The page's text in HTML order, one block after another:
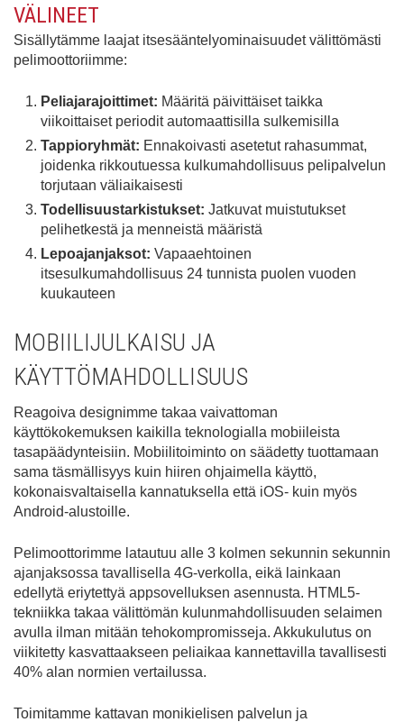
VÄLINEET
Sisällytämme laajat itsesääntelyominaisuudet välittömästi
pelimoottoriimme:
Peliajarajoittimet: Määritä päivittäiset taikka
viikoittaiset periodit automaattisilla sulkemisilla
Tappioryhmät: Ennakoivasti asetetut rahasummat,
joidenka rikkoutuessa kulkumahdollisuus pelipalvelun
torjutaan väliaikaisesti
Todellisuustarkistukset: Jatkuvat muistutukset
pelihetkestä ja menneistä määristä
Lepoajanjaksot: Vapaaehtoinen
itsesulkumahdollisuus 24 tunnista puolen vuoden
kuukauteen
MOBIILIJULKAISU JA
KÄYTTÖMAHDOLLISUUS
Reagoiva designimme takaa vaivattoman
käyttökokemuksen kaikilla teknologialla mobiileista
tasapäädynteisiin. Mobiilitoiminto on säädetty tuottamaan
sama täsmällisyys kuin hiiren ohjaimella käyttö,
kokonaisvaltaisella kannatuksella että iOS- kuin myös
Android-alustoille.
Pelimoottorimme latautuu alle 3 kolmen sekunnin sekunnin
ajanjaksossa tavallisella 4G-verkolla, eikä lainkaan
edellytä eriytettyä appsovelluksen asennusta. HTML5-
tekniikka takaa välittömän kulunmahdollisuuden selaimen
avulla ilman mitään tehokompromisseja. Akkukulutus on
viikitetty kasvattaakseen peliaikaa kannettavilla tavallisesti
40% alan normien vertailussa.
Toimitamme kattavan monikielisen palvelun ja